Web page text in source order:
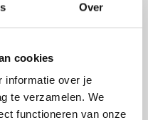
Over
cookies
informatie over je
te verzamelen. We
functioneren van onze